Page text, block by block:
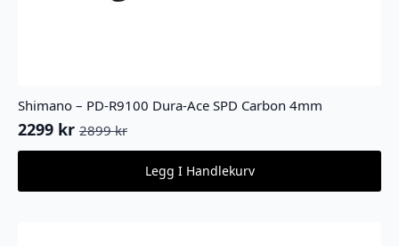
Shimano – PD-R9100 Dura-Ace SPD Carbon 4mm
2899kr
Opprinnelig
pris
2899 kr.
2299 kr
Nåværende
pris
2299 kr.
Legg I Handlekurv